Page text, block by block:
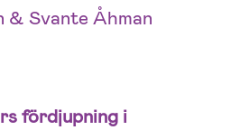
& Svante Åhman
fördjupning i